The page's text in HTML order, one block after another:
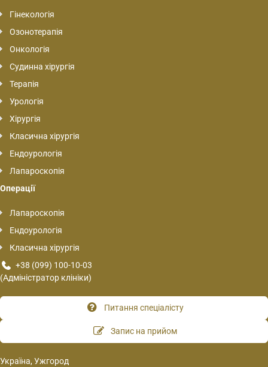
Гінекологія
Озонотерапія
Онкологія
Судинна хірургія
Терапія
Урологія
Хірургія
Класична хірургія
Ендоурологія
Лапароскопія
Операції
Лапароскопія
Ендоурологія
Класична хірургія
+38 (099) 100-10-03
(Адміністратор клініки)
Питання спеціалісту
Запис на прийом
Україна, Ужгород